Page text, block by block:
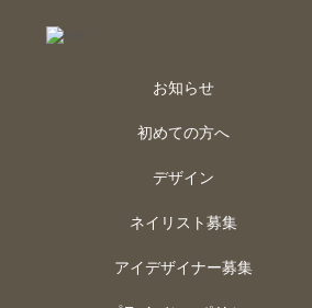
お知らせ
初めての方へ
デザイン
ネイリスト募集
アイデザイナー募集